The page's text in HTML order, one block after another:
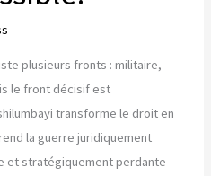
plusieurs fronts : militaire,
le front décisif est
transforme le droit en
la guerre juridiquement
et stratégiquement perdante